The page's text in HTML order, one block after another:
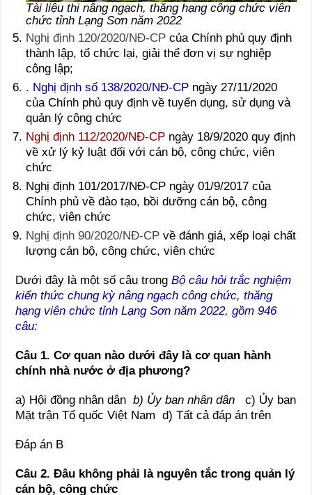
Tài liệu thi nâng ngạch, thăng hạng công chức viên
chức tỉnh Lạng Sơn năm 2022
Nghị định 120/2020/NĐ-CP của Chính phủ quy định
thành lập, tổ chức lại, giải thể đơn vị sự nghiệp
công lập;
. Nghị định số 138/2020/NĐ-CP ngày 27/11/2020
của Chính phủ quy định về tuyển dụng, sử dụng và
quản lý công chức
Nghị định 112/2020/NĐ-CP ngày 18/9/2020 quy định
về xử lý kỷ luật đối với cán bộ, công chức, viên
chức
Nghị định 101/2017/NĐ-CP ngày 01/9/2017 của
Chính phủ về đào tạo, bồi dưỡng cán bộ, công
chức, viên chức
Nghị định 90/2020/NĐ-CP về đánh giá, xếp loại chất
lượng cán bộ, công chức, viên chức
Dưới đây là một số câu trongBộ câu hỏi trắc nghiệm
kiến thức chung kỳ nâng ngạch công chức, thăng
hạng viên chức tỉnh Lạng Sơn năm 2022, gồm 946
câu:
Câu 1. Cơ quan nào dưới đây là cơ quan hành
chính nhà nước ở địa phương?
a) Hội đồng nhân dânb) Ủy ban nhân dânc) Ủy ban
Mặt trận Tổ quốc Việt Nam d) Tất cả đáp án trên
Đáp án B
Câu 2. Đâu không phải là nguyên tắc trong quản lý
cán bộ, công chức